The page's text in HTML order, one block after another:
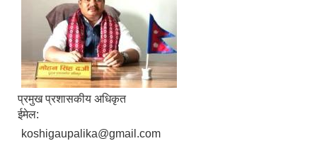
प्रमुख प्रशासकीय अधिकृत
ईमेल:
koshigaupalika@gmail.com